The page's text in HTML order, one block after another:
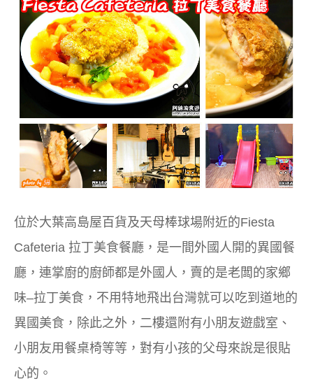
位於大葉高島屋百貨及天母棒球場附近的Fiesta
Cafeteria 拉丁美食餐廳，是一間外國人開的異國餐
廳，連掌廚的廚師都是外國人，賣的是老闆的家鄉
味–拉丁美食，不用特地飛出台灣就可以吃到道地的
異國美食，除此之外，二樓還附有小朋友遊戲室、
小朋友用餐桌椅等等，對有小孩的父母來說是很貼
心的。